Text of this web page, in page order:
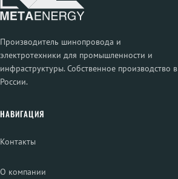
Производитель шинопровода и
электротехники для промышленности и
инфраструктуры. Собственное производство в
России.
НАВИГАЦИЯ
Контакты
О компании